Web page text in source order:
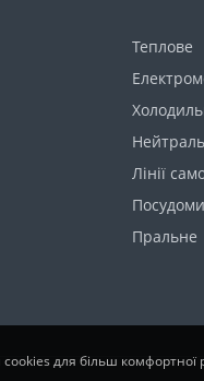
Теплове
Лінії
Пральне
для більш комфортної